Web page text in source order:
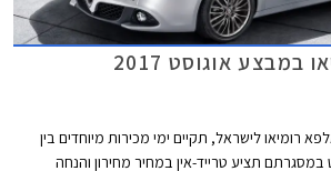
אוגוסט 2017
רומיאו לישראל, תקיים ימי מכירות מיוחדים בין
31 באוגוסט במסגרתם תציע טרייד-אין במחיר מחירון והנחה